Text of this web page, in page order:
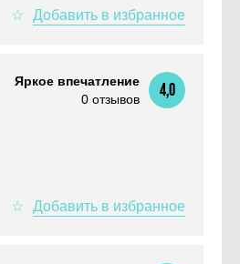
Яркое впечатление
0 отзывов
4,0